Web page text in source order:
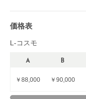
価格表
L-コスモ
A B
￥88,000 ￥90,000